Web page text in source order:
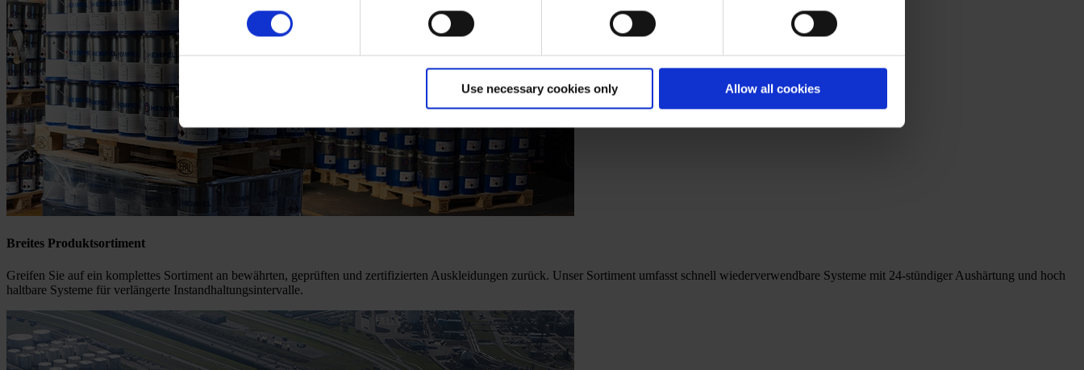
Use necessary cookies only Allow all cookies
Breites Produktsortiment
Greifen Sie auf ein komplettes Sortiment an bewährten, geprüften und zertifizierten Auskleidungen zurück. Unser Sortiment umfasst schnell wiederverwendbare Systeme mit 24-stündiger Aushärtung und hoch
haltbare Systeme für verlängerte Instandhaltungsintervalle.